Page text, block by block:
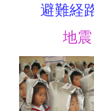
避難経
地震